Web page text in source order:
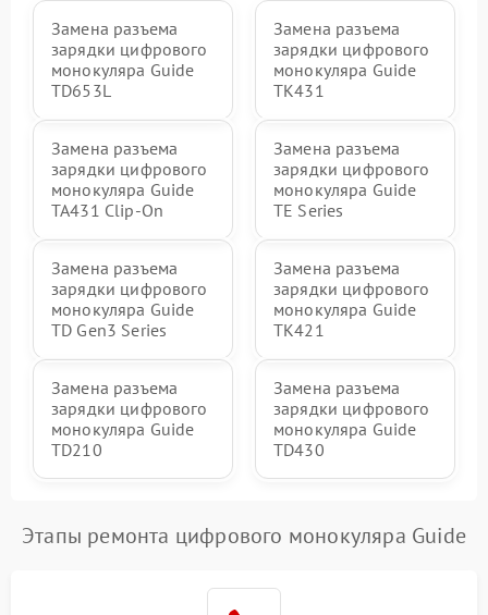
Замена разъема
зарядки цифрового
монокуляра Guide
TD653L
Замена разъема
зарядки цифрового
монокуляра Guide
TK431
Замена разъема
зарядки цифрового
монокуляра Guide
TA431 Clip-On
Замена разъема
зарядки цифрового
монокуляра Guide
TE Series
Замена разъема
зарядки цифрового
монокуляра Guide
TD Gen3 Series
Замена разъема
зарядки цифрового
монокуляра Guide
TK421
Замена разъема
зарядки цифрового
монокуляра Guide
TD210
Замена разъема
зарядки цифрового
монокуляра Guide
TD430
Этапы ремонта цифрового монокуляра Guide